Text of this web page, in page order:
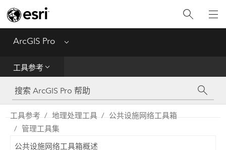
ArcGIS Pro Menu
工具参考
工具参考
Python
SDK
工具参考 地理处理工具
公共设施网络工具箱
管理工具集
公共设施网络工具箱概述